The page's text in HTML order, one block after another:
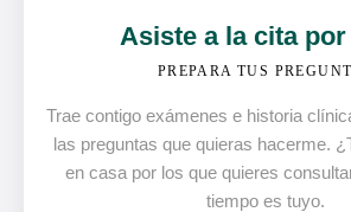
Asiste a la cita por
PREPARA TUS
Trae contigo exámenes e historia
las preguntas que quieras hacerme.
en casa por los que quieres
tiempo es tuyo.